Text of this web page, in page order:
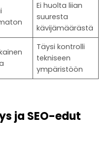
Ei huolta liian
suuresta
kävijämäärästä
Täysi kontrolli
tekniseen
ympäristöön
ja SEO-edut